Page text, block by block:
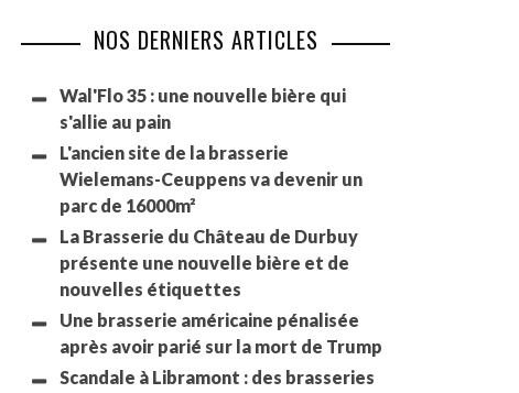
NOS DERNIERS ARTICLES
Wal'Flo 35 : une nouvelle bière qui
s'allie au pain
L'ancien site de la brasserie
Wielemans-Ceuppens va devenir un
parc de 16000m²
La Brasserie du Château de Durbuy
présente une nouvelle bière et de
nouvelles étiquettes
Une brasserie américaine pénalisée
après avoir parié sur la mort de Trump
Scandale à Libramont : des brasseries